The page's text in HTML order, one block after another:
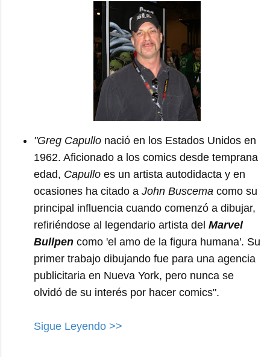
"Greg Capullo nació en los Estados Unidos en
1962. Aficionado a los comics desde temprana
edad, Capullo es un artista autodidacta y en
ocasiones ha citado a John Buscema como su
principal influencia cuando comenzó a dibujar,
refiriéndose al legendario artista del Marvel
Bullpen como 'el amo de la figura humana'. Su
primer trabajo dibujando fue para una agencia
publicitaria en Nueva York, pero nunca se
olvidó de su interés por hacer comics".
Sigue Leyendo >>